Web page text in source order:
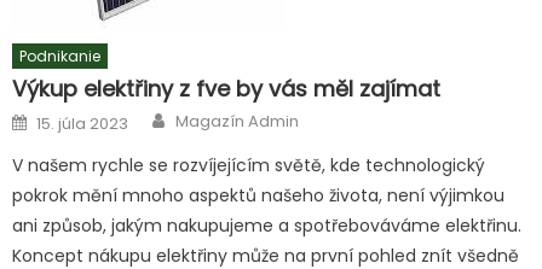
Podnikanie
Výkup elektřiny z fve by vás měl zajímat
Posted
on
15. júla 2023 Author
Magazín Admin
V našem rychle se rozvíjejícím světě, kde technologický
pokrok mění mnoho aspektů našeho života, není výjimkou
ani způsob, jakým nakupujeme a spotřebováváme elektřinu.
Koncept nákupu elektřiny může na první pohled znít všedně